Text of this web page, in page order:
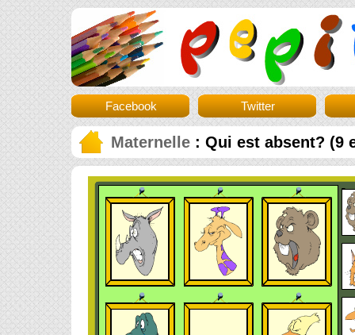
Facebook Twitter
Maternelle : Qui est absent? (9